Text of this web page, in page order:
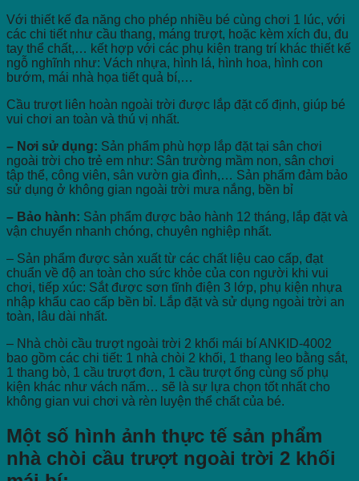
Với thiết kế đa năng cho phép nhiều bé cùng chơi 1 lúc, với
các chi tiết như cầu thang, máng trượt, hoặc kèm xích đu, đu
tay thể chất,… kết hợp với các phụ kiện trang trí khác thiết kế
ngỗ nghĩnh như: Vách nhựa, hình lá, hình hoa, hình con
bướm, mái nhà họa tiết quả bí,…
Cầu trượt liên hoàn ngoài trời được lắp đặt cố định, giúp bé
vui chơi an toàn và thú vị nhất.
– Nơi sử dụng: Sản phẩm phù hợp lắp đặt tại sân chơi
ngoài trời cho trẻ em như: Sân trường mầm non, sân chơi
tập thể, công viên, sân vườn gia đình,… Sản phẩm đảm bảo
sử dụng ở không gian ngoài trời mưa nắng, bền bỉ
– Bảo hành: Sản phẩm được bảo hành 12 tháng, lắp đặt và
vận chuyển nhanh chóng, chuyên nghiệp nhất.
– Sản phẩm được sản xuất từ các chất liệu cao cấp, đạt
chuẩn về độ an toàn cho sức khỏe của con người khi vui
chơi, tiếp xúc: Sắt được sơn tĩnh điện 3 lớp, phụ kiện nhựa
nhập khẩu cao cấp bền bỉ. Lắp đặt và sử dụng ngoài trời an
toàn, lâu dài nhất.
– Nhà chòi cầu trượt ngoài trời 2 khối mái bí ANKID-4002
bao gồm các chi tiết: 1 nhà chòi 2 khối, 1 thang leo bằng sắt,
1 thang bò, 1 cầu trượt đơn, 1 cầu trượt ống cùng số phụ
kiện khác như vách nấm… sẽ là sự lựa chọn tốt nhất cho
không gian vui chơi và rèn luyện thể chất của bé.
Một số hình ảnh thực tế sản phẩm
nhà chòi cầu trượt ngoài trời 2 khối